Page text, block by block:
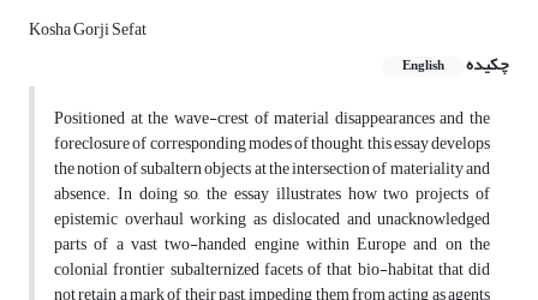
Kosha Gorji Sefat
چکیده
English
Positioned at the wave-crest of material disappearances and the
foreclosure of corresponding modes of thought, this essay develops
the notion of subaltern objects at the intersection of materiality and
absence. In doing so, the essay illustrates how two projects of
epistemic overhaul working as dislocated and unacknowledged
parts of a vast two-handed engine within Europe and on the
colonial frontier subalternized facets of that bio-habitat that did